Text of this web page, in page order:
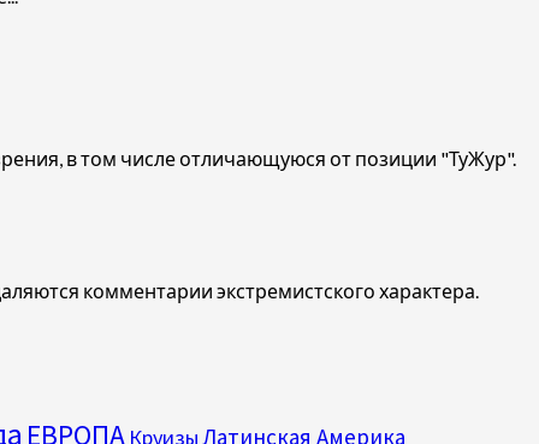
в том числе отличающуюся от позиции "ТуЖур".
комментарии экстремистского характера.
ЕВРОПА КруизыЛатинская Америка